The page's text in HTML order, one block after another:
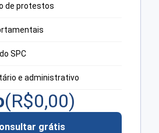
de protestos
SPC
e administrativo
(R$0,00)
grátis